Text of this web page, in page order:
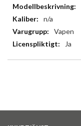
n/a
Vapen
Ja